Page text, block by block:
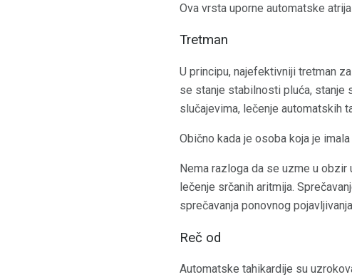
Ova vrsta uporne automatske
Tretman
U principu, najefektivniji tretman
se stanje stabilnosti pluća, stanje
slučajevima, lečenje automatskih
Obično kada je osoba koja je
Nema razloga da se uzme u obzir
lečenje srčanih aritmija.
sprečavanja ponovnog
Reč od
Automatske tahikardije su